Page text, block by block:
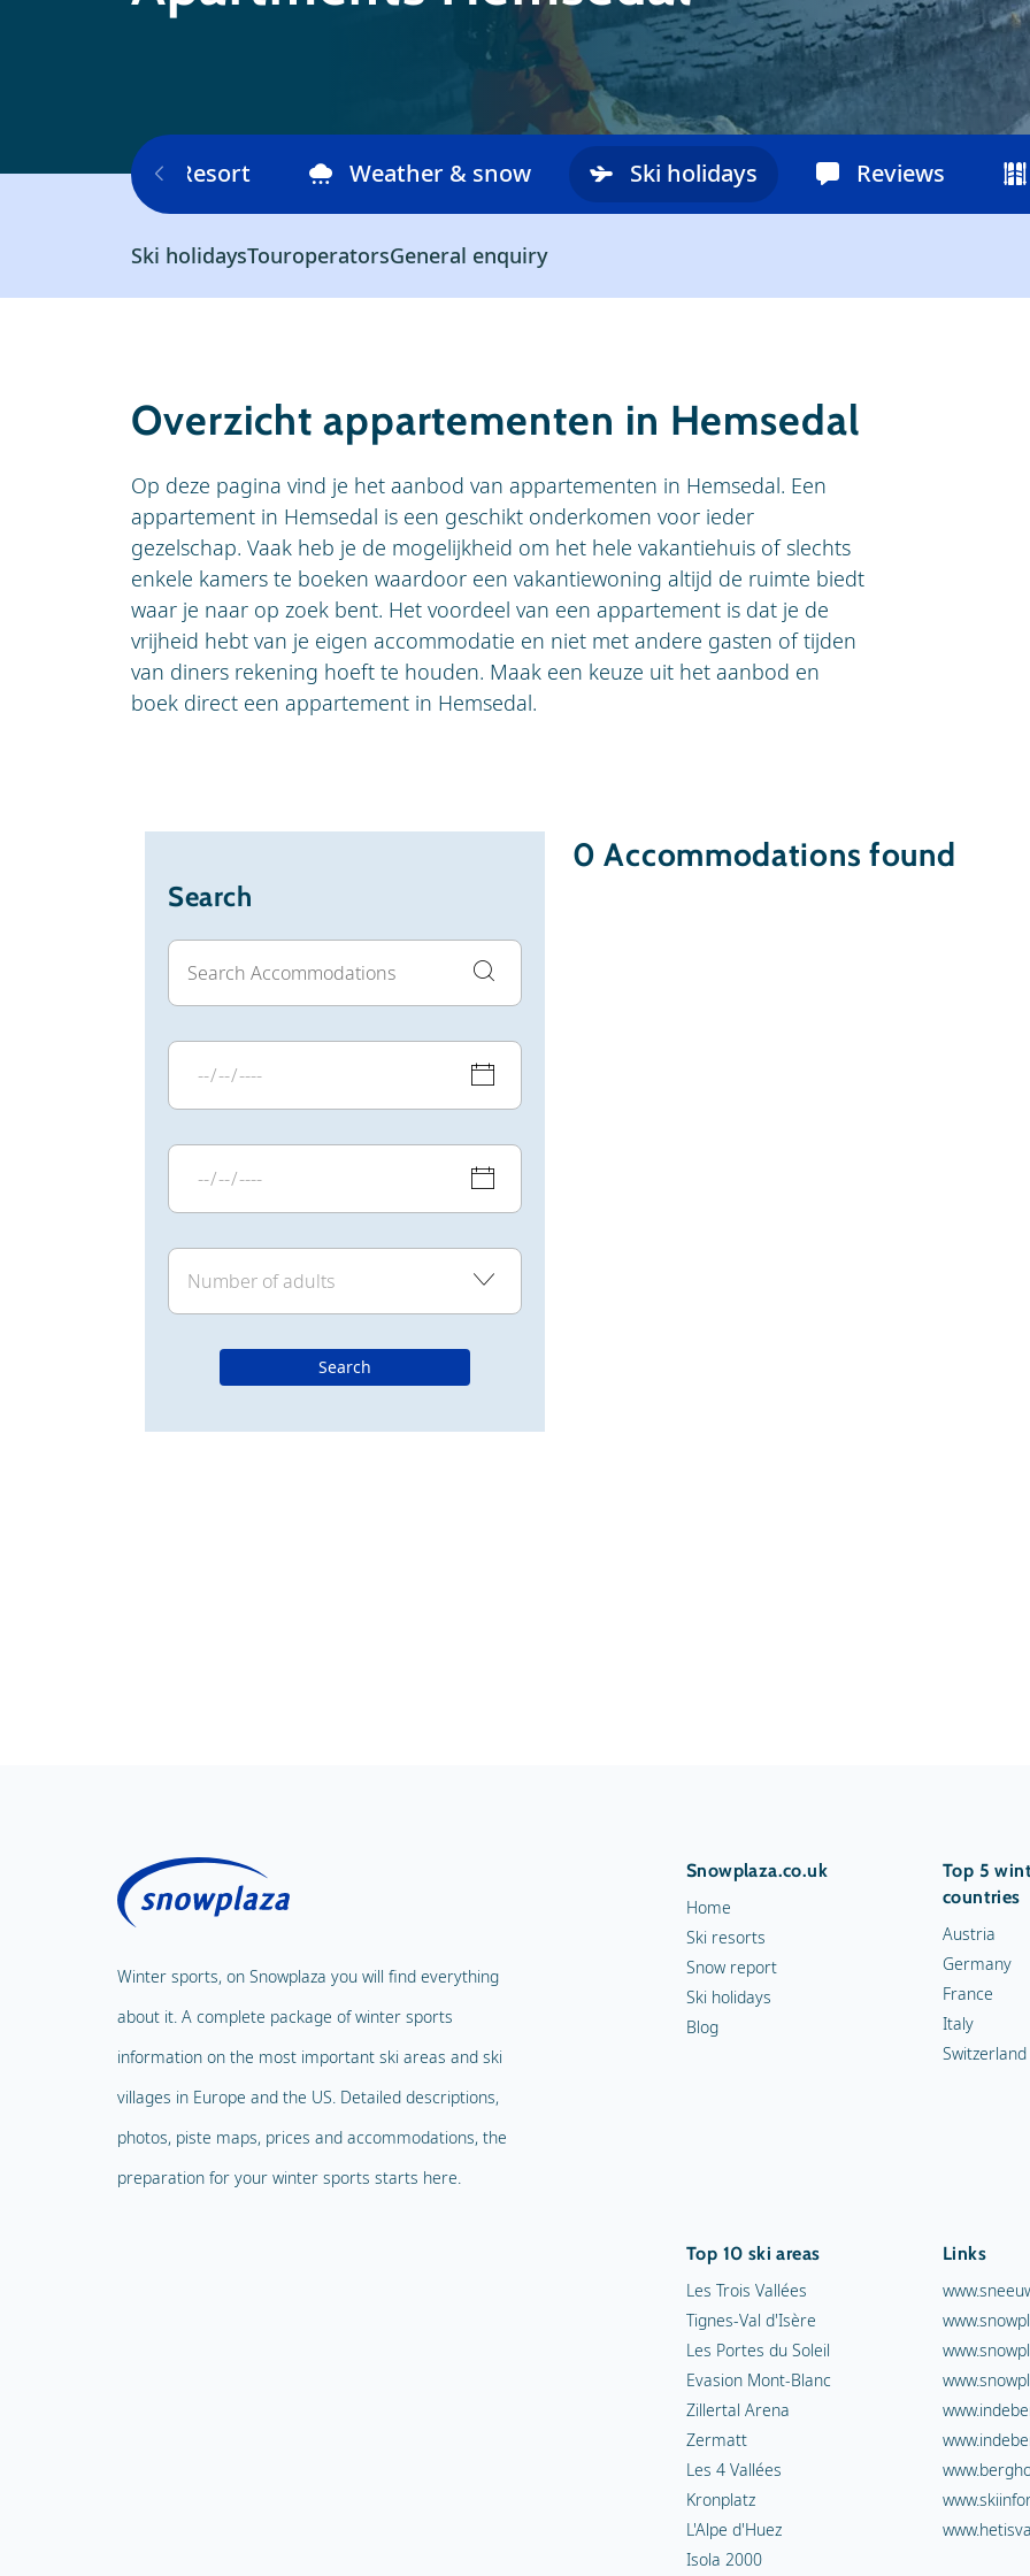
area Resort Weather & snow Ski holidays Reviews
Ski holidaysTouroperatorsGeneral enquiry
Overzicht appartementen in Hemsedal
Op deze pagina vind je het aanbod van appartementen in Hemsedal. Een
appartement in Hemsedal is een geschikt onderkomen voor ieder
gezelschap. Vaak heb je de mogelijkheid om het hele vakantiehuis of slechts
enkele kamers te boeken waardoor een vakantiewoning altijd de ruimte biedt
waar je naar op zoek bent. Het voordeel van een appartement is dat je de
vrijheid hebt van je eigen accommodatie en niet met andere gasten of tijden
van diners rekening hoeft te houden. Maak een keuze uit het aanbod en
boek direct een appartement in Hemsedal.
Search
Search
0 Accommodations found
Winter sports, on Snowplaza you will find everything
about it. A complete package of winter sports
information on the most important ski areas and ski
villages in Europe and the US. Detailed descriptions,
photos, piste maps, prices and accommodations, the
preparation for your winter sports starts here.
Snowplaza.co.uk
Home
Ski resorts
Snow report
Ski holidays
Blog
Top 5
countries
Austria
Germany
France
Italy
Switzerland
Top 10 ski areas
Les Trois Vallées
Tignes-Val d'Isère
Les Portes du Soleil
Evasion Mont-Blanc
Zillertal Arena
Zermatt
Les 4 Vallées
Kronplatz
L'Alpe d'Huez
Isola 2000
Links